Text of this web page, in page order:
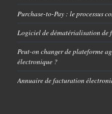
Purchase-to-Pay : le processus
Logiciel de dématérialisation de
Peut-on changer de plateforme
électronique ?
Annuaire de facturation